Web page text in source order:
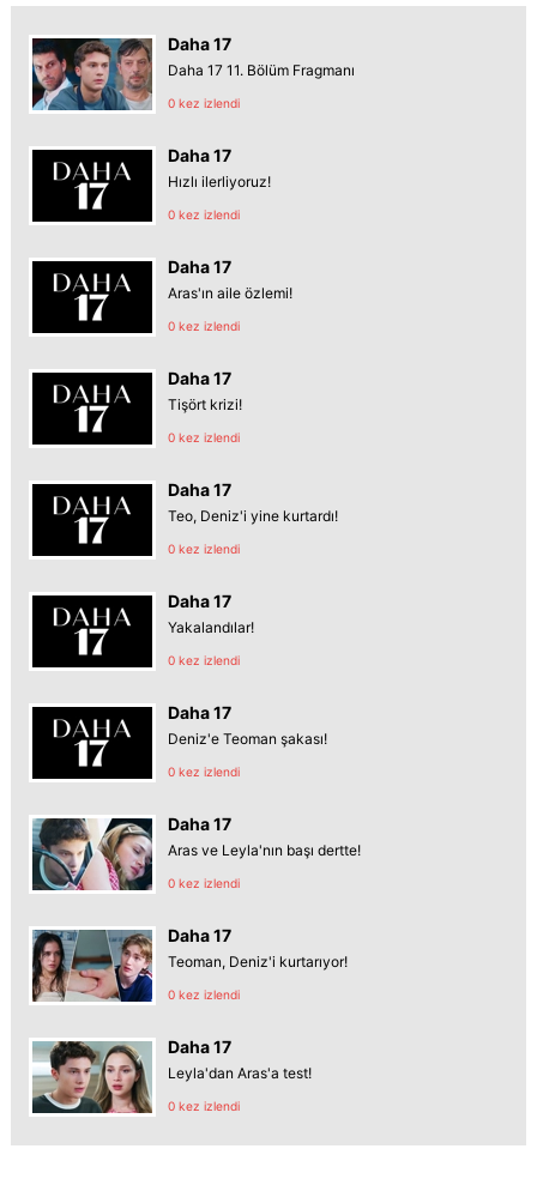
Daha 17
Daha 17 11. Bölüm Fragmanı
0 kez izlendi
Daha 17
Hızlı ilerliyoruz!
0 kez izlendi
Daha 17
Aras'ın aile özlemi!
0 kez izlendi
Daha 17
Tişört krizi!
0 kez izlendi
Daha 17
Teo, Deniz'i yine kurtardı!
0 kez izlendi
Daha 17
Yakalandılar!
0 kez izlendi
Daha 17
Deniz'e Teoman şakası!
0 kez izlendi
Daha 17
Aras ve Leyla'nın başı dertte!
0 kez izlendi
Daha 17
Teoman, Deniz'i kurtarıyor!
0 kez izlendi
Daha 17
Leyla'dan Aras'a test!
0 kez izlendi